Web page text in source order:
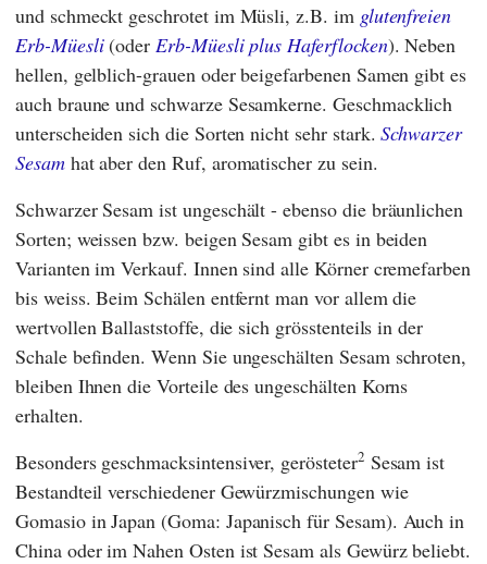
und schmeckt geschrotet im Müsli, z.B. im glutenfreien
Erb-Müesli(oderErb-Müesli plus Haferflocken). Neben
hellen, gelblich-grauen oder beigefarbenen Samen gibt es
auch braune und schwarze Sesamkerne. Geschmacklich
unterscheiden sich die Sorten nicht sehr stark.Schwarzer
Sesamhat aber den Ruf, aromatischer zu sein.
Schwarzer Sesam ist ungeschält - ebenso die bräunlichen
Sorten; weissen bzw. beigen Sesam gibt es in beiden
Varianten im Verkauf. Innen sind alle Körner cremefarben
bis weiss. Beim Schälen entfernt man vor allem die
wertvollen Ballaststoffe, die sich grösstenteils in der
Schale befinden. Wenn Sie ungeschälten Sesam schroten,
bleiben Ihnen die Vorteile des ungeschälten Korns
erhalten.
Besonders geschmacksintensiver, gerösteter2 Sesam ist
Bestandteil verschiedener Gewürzmischungen wie
Gomasio in Japan (Goma: Japanisch für Sesam). Auch in
China oder im Nahen Osten ist Sesam als Gewürz beliebt.